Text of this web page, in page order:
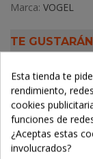
Marca: VOGEL
TE GUSTARÁN
Esta tienda te
rendimiento,
cookies
funciones de
¿Aceptas estas
involucrados?